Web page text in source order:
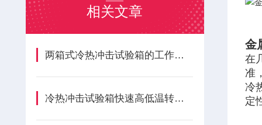
相关文章
两箱式冷热冲击试验箱的工作原理是什么？
冷热冲击试验箱快速高低温转换技术特点详述
金
在
准
冷
定